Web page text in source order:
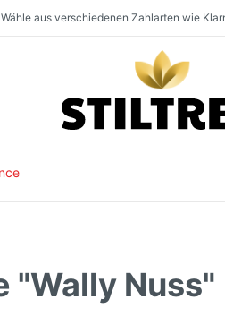
Vollsortiment und stets hohe
SSL-verschlüsselt und DSGVO-konform
"Wally Nuss"